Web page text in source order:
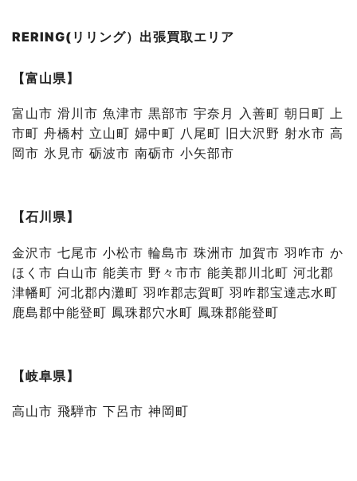
RERING(リリング）出張買取エリア
【富山県】
富山市 滑川市 魚津市 黒部市 宇奈月 入善町 朝日町 上
市町 舟橋村 立山町 婦中町 八尾町 旧大沢野 射水市 高
岡市 氷見市 砺波市 南砺市 小矢部市
【石川県】
金沢市 七尾市 小松市 輪島市 珠洲市 加賀市 羽咋市 か
ほく市 白山市 能美市 野々市市 能美郡川北町 河北郡
津幡町 河北郡内灘町 羽咋郡志賀町 羽咋郡宝達志水町
鹿島郡中能登町 鳳珠郡穴水町 鳳珠郡能登町
【岐阜県】
高山市 飛騨市 下呂市 神岡町